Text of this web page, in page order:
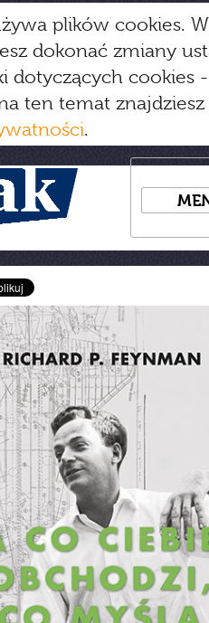
plików cookies.
dokonać zmiany
dotyczących cookies
ten temat
.